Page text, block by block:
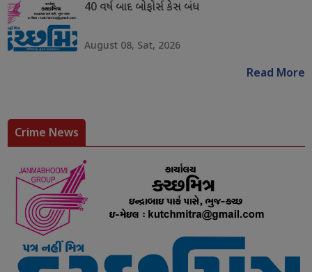
40 વર્ષ બાદ બોફોર્સ કેસ બંધ
August 08, Sat, 2026
Read More
Crime News